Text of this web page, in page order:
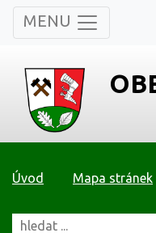
MENU
Úvod Mapa stránek